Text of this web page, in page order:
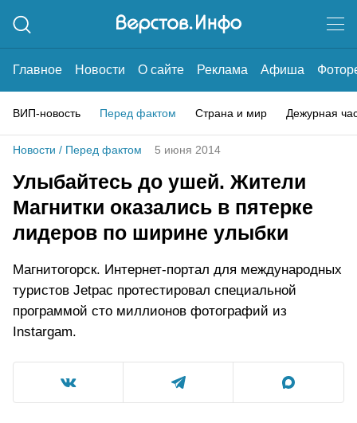
Главное Новости О сайте Реклама Афиша
ВИП-новость Перед фактом Страна и мир Дежурная
Новости / Перед фактом 5 июня 2014
Улыбайтесь до ушей. Жители
Магнитки оказались в пятерке
лидеров по ширине улыбки
Магнитогорск. Интернет-портал для международных
туристов Jetpac протестировал специальной
программой сто миллионов фотографий из
Instargam.